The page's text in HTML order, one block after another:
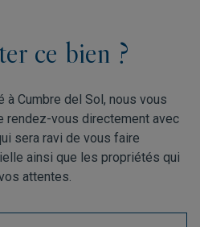
ce bien ?
Cumbre del Sol, nous vous
rendez-vous directement avec
sera ravi de vous faire
ainsi que les propriétés qui
attentes.